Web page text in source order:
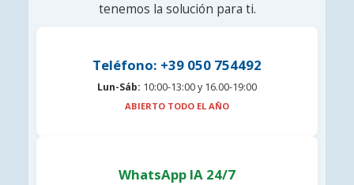
tenemos la solución para ti.
Teléfono: +39 050 754492
Lun-Sáb: 10:00-13:00 y 16.00-19:00
ABIERTO TODO EL AÑO
WhatsApp IA 24/7